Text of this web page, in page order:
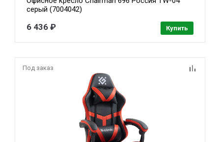
серый (7004042)
6 436 ₽ Купить
Под заказ